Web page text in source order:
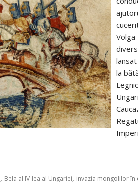
Volga
la
, Bela al IV-lea al Ungariei, invazia mongolilor în